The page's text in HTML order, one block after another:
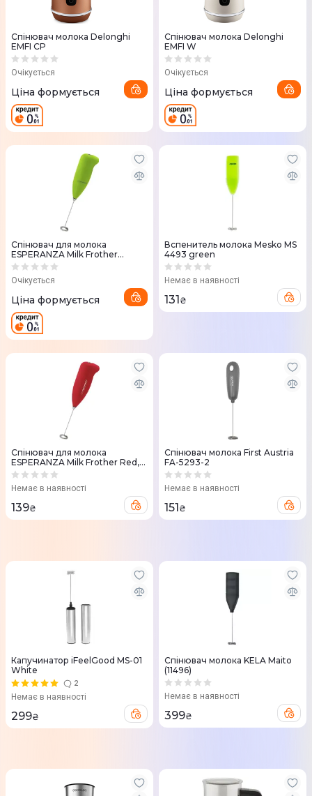
Спінювач молока Delonghi
EMFI CP
Очікується
Ціна формується
Спінювач молока Delonghi
EMFI W
Очікується
Ціна формується
Спiнювач для молока
ESPERANZA Milk Frother
Green, обмінна гарантія,
Очікується
Ціна формується
Вспенитель молока Mesko MS
4493 green
Немає в наявності
131₴
Спiнювач для молока
ESPERANZA Milk Frother Red,
обмінна гарантія, EKF001R
Немає в наявності
139₴
Спінювач молока First Austria
FA-5293-2
Немає в наявності
151₴
Капучинатор iFeelGood MS-01
White
2
Немає в наявності
299₴
Спінювач молока KELA Maito
(11496)
Немає в наявності
399₴